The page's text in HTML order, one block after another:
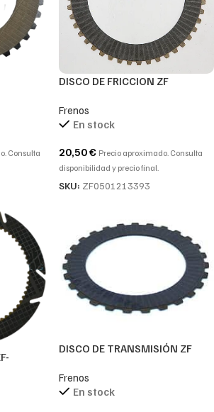
Consulta
DISCO DE FRICCION ZF
0501 213 393
Frenos
En stock
20,50€ Precio aproximado. Consulta
disponibilidad y precio final.
SKU: ZF0501213393
DISCO DE TRANSMISIÓN ZF
0501212368
Frenos
En stock